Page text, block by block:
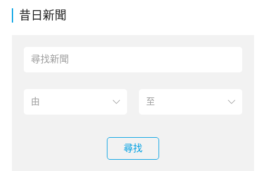
昔日新聞
尋找